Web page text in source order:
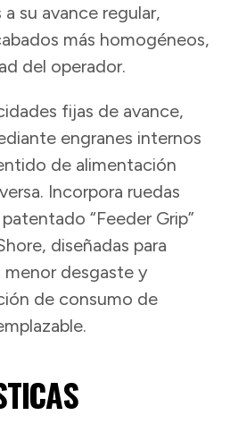
su avance regular,
más homogéneos,
del operador.
fijas de avance,
engranes internos
de alimentación
Incorpora ruedas
“Feeder Grip”
diseñadas para
desgaste y
de consumo de